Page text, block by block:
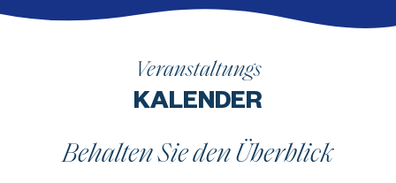
Veranstaltungs
KALENDER
Behalten Sie den Überblick